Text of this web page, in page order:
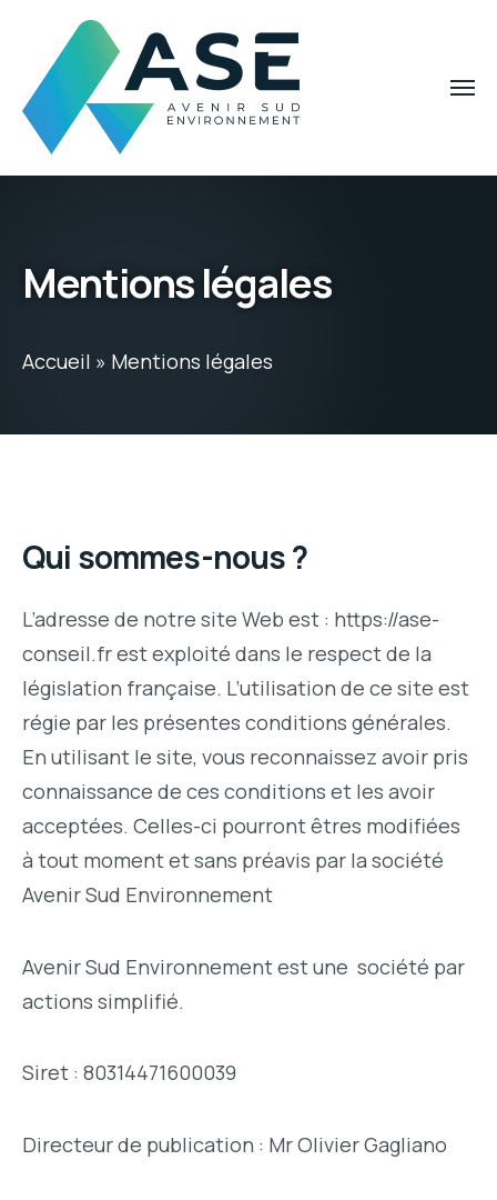
Mentions légales
Accueil » Mentions légales
Qui sommes-nous ?
L’adresse de notre site Web est : https://ase-
conseil.fr est exploité dans le respect de la
législation française. L’utilisation de ce site est
régie par les présentes conditions générales.
En utilisant le site, vous reconnaissez avoir pris
connaissance de ces conditions et les avoir
acceptées. Celles-ci pourront êtres modifiées
à tout moment et sans préavis par la société
Avenir Sud Environnement
Avenir Sud Environnement est une société par
actions simplifié.
Siret : 80314471600039
Directeur de publication : Mr Olivier Gagliano